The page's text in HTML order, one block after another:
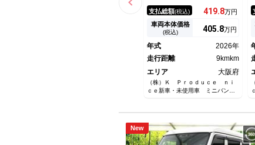
イスプレイ シートヒータ ス
テアリングヒータ Ｂｏｓｅサ
ウンドシステム１２スピーカ
ワイヤレス充電器 ハンズフリ
パノラミックビューモニタ
支払総額(税込) 419.8万円
車両本体価格
(税込) 405.8万円
年式
2026年
走行距離
9kmkm
エリア
大阪府
（株）Ｋ Ｐｒｏｄｕｃｅ ｎｉ
ｃｅ新車・未使用車 ミニバン専
New